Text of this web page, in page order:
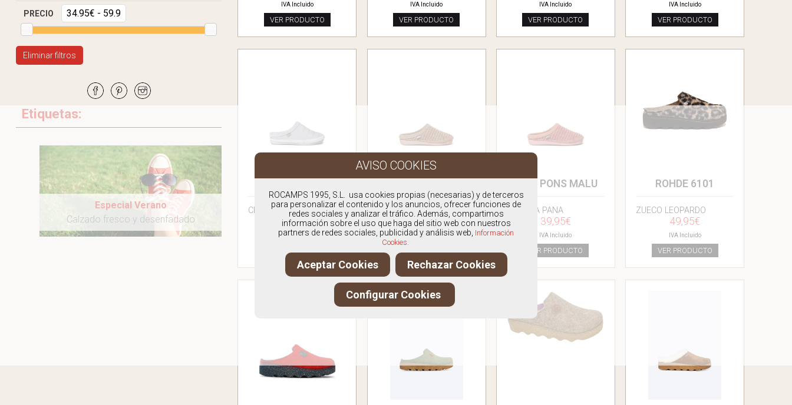
PRECIO
Eliminar filtros
Etiquetas:
Especial Verano
Calzado fresco y desenfadado
IVA Incluido
VER PRODUCTO
IVA Incluido
VER PRODUCTO
IVA Incluido
VER PRODUCTO
IVA Incluido
VER PRODUCTO
CHINELA TUBULAR
39,95€
IVA Incluido
CHINELA PANA
39,95€
IVA Incluido
TONI PONS MALU
CHINELA PANA
39,95€
IVA Incluido
VER PRODUCTO
ROHDE 6101
ZUECO LEOPARDO
49,95€
IVA Incluido
VER PRODUCTO
ROCAMPS 1995, S.L. usa cookies propias (necesarias) y de terceros
para personalizar el contenido y los anuncios, ofrecer funciones de
redes sociales y analizar el tráfico. Además, compartimos
información sobre el uso que haga del sitio web con nuestros
partners de redes sociales, publicidad y análisis web, Información
Cookies.
Aceptar Cookies Rechazar Cookies
Configurar Cookies